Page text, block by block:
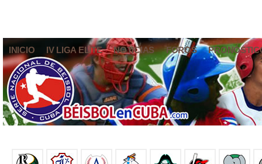
INICIO IV LIGA ELITE NOTICIAS FOROS